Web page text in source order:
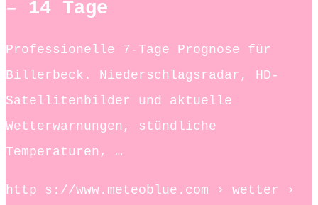
– 14 Tage
Professionelle 7-Tage Prognose für
Billerbeck. Niederschlagsradar, HD-
Satellitenbilder und aktuelle
Wetterwarnungen, stündliche
Temperaturen, …
http s://www.meteoblue.com › wetter ›